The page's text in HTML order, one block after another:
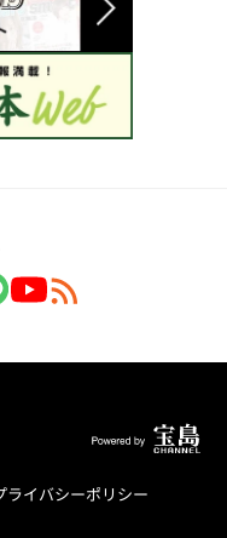
ライバシーポリシー